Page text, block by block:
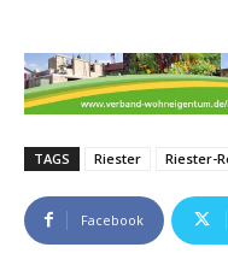
TAGS Riester Riester-
Facebook